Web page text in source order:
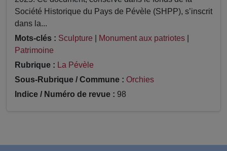
Société Historique du Pays de Pévèle (SHPP), s’inscrit
dans la...
Mots-clés : Sculpture Monument aux patriotes
Patrimoine
Rubrique : La Pévèle
Sous-Rubrique / Commune : Orchies
Indice / Numéro de revue : 98